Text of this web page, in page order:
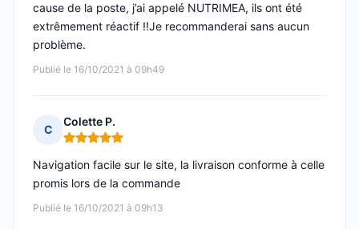
Publié le 16/10/2021 à 09h49
cause de la poste, j’ai appelé NUTRIMEA, ils ont été
extrêmement réactif !!Je recommanderai sans aucun
problème.
C
Colette P.
Note : 5 sur 5
Publié le 16/10/2021 à 09h13
Navigation facile sur le site, la livraison conforme à celle
promis lors de la commande